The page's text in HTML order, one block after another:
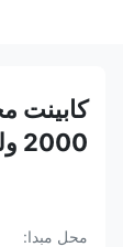
کابينت
2000 ولت و فن سبز
محل مبدا: